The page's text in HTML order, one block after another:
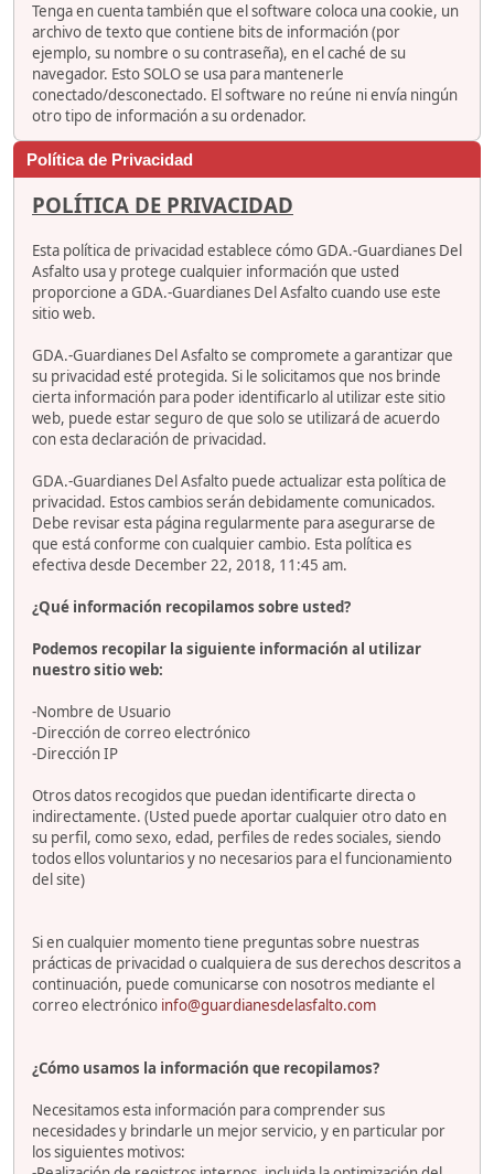
Tenga en cuenta también que el software coloca una cookie, un
archivo de texto que contiene bits de información (por
ejemplo, su nombre o su contraseña), en el caché de su
navegador. Esto SOLO se usa para mantenerle
conectado/desconectado. El software no reúne ni envía ningún
otro tipo de información a su ordenador.
Política de Privacidad
POLÍTICA DE PRIVACIDAD
Esta política de privacidad establece cómo GDA.-Guardianes Del
Asfalto usa y protege cualquier información que usted
proporcione a GDA.-Guardianes Del Asfalto cuando use este
sitio web.
GDA.-Guardianes Del Asfalto se compromete a garantizar que
su privacidad esté protegida. Si le solicitamos que nos brinde
cierta información para poder identificarlo al utilizar este sitio
web, puede estar seguro de que solo se utilizará de acuerdo
con esta declaración de privacidad.
GDA.-Guardianes Del Asfalto puede actualizar esta política de
privacidad. Estos cambios serán debidamente comunicados.
Debe revisar esta página regularmente para asegurarse de
que está conforme con cualquier cambio. Esta política es
efectiva desde December 22, 2018, 11:45 am.
¿Qué información recopilamos sobre usted?
Podemos recopilar la siguiente información al utilizar
nuestro sitio web:
-Nombre de Usuario
-Dirección de correo electrónico
-Dirección IP
Otros datos recogidos que puedan identificarte directa o
indirectamente. (Usted puede aportar cualquier otro dato en
su perfil, como sexo, edad, perfiles de redes sociales, siendo
todos ellos voluntarios y no necesarios para el funcionamiento
del site)
Si en cualquier momento tiene preguntas sobre nuestras
prácticas de privacidad o cualquiera de sus derechos descritos a
continuación, puede comunicarse con nosotros mediante el
correo electrónico info@guardianesdelasfalto.com
¿Cómo usamos la información que recopilamos?
Necesitamos esta información para comprender sus
necesidades y brindarle un mejor servicio, y en particular por
los siguientes motivos: